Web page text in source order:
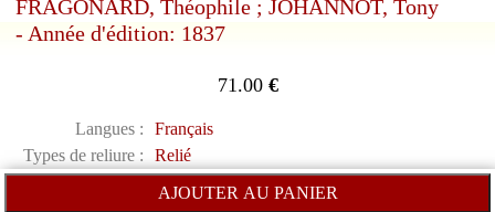
FRAGONARD, Théophile ; JOHANNOT, Tony
- Année d'édition: 1837
71.00€
Langues :
Français
Types de reliure :
Relié